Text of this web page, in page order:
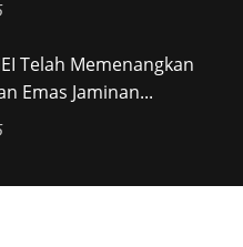
Telah Memenangkan
Emas Jaminan...